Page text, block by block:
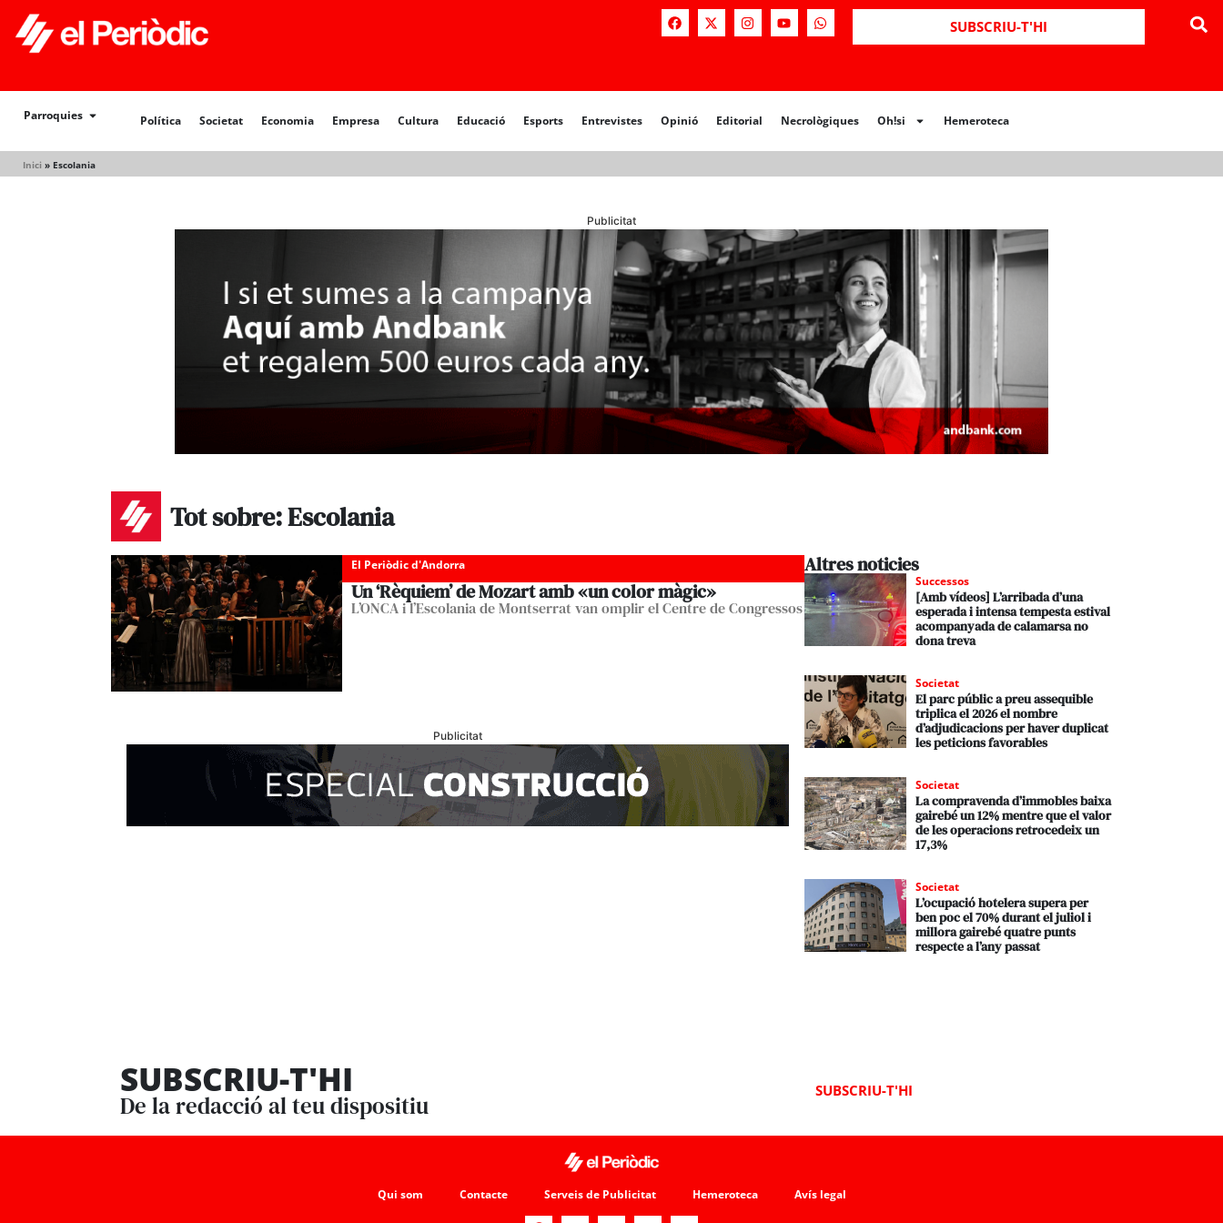
SUBSCRIU-T'HI
Parroquies Política Societat Economia Empresa Cultura Educació Esports Entrevistes Opinió Editorial Necrològiques Oh!si Hemeroteca
Inici » Escolania
Política Societat Opinió Editorial Necrològiques Hemeroteca
Publicitat
Tot sobre: Escolania
El Periòdic d'Andorra
Un ‘Rèquiem’ de Mozart amb «un color màgic»
L’ONCA i l’Escolania de Montserrat van omplir el Centre de Congressos
Publicitat
Altres noticies
Successos
[Amb vídeos] L’arribada d’una
esperada i intensa tempesta estival
acompanyada de calamarsa no
dona treva
Societat
El parc públic a preu assequible
triplica el 2026 el nombre
d’adjudicacions per haver duplicat
les peticions favorables
Societat
La compravenda d’immobles baixa
gairebé un 12% mentre que el valor
de les operacions retrocedeix un
17,3%
Societat
L’ocupació hotelera supera per
ben poc el 70% durant el juliol i
millora gairebé quatre punts
respecte a l’any passat
SUBSCRIU-T'HI
De la redacció al teu dispositiu
SUBSCRIU-T'HI
Qui som Contacte Serveis de Publicitat Hemeroteca Avís legal